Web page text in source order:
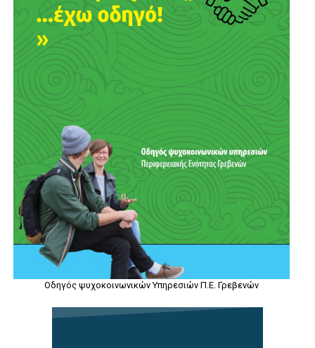
Οδηγός ψυχοκοινωνικών Υπηρεσιών Π.Ε. Γρεβενών